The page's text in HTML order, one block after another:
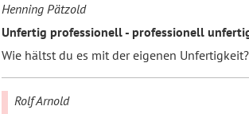
Henning Pätzold
Unfertig professionell - professionell
Wie hältst du es mit der eigenen Unfertigkeit?
Rolf Arnold